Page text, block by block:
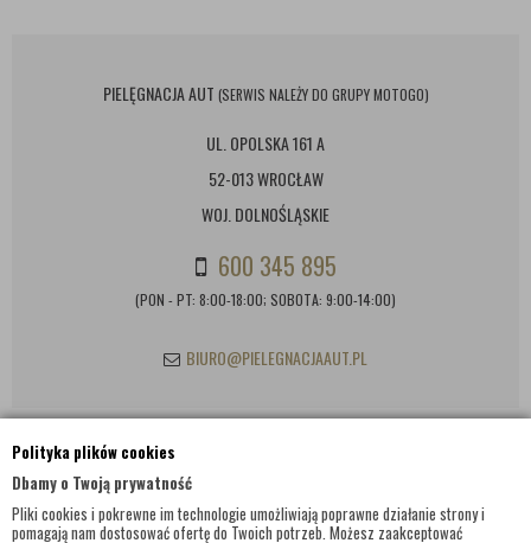
Polityka plików cookies
Dbamy o Twoją prywatność
Pliki cookies i pokrewne im technologie umożliwiają poprawne działanie strony i
pomagają nam dostosować ofertę do Twoich potrzeb. Możesz zaakceptować
PIELĘGNACJA AUT (SERWIS NALEŻY DO GRUPY MOTOGO)
UL. OPOLSKA 161 A
52-013 WROCŁAW
WOJ. DOLNOŚLĄSKIE
600 345 895
(PON - PT: 8:00-18:00; SOBOTA: 9:00-14:00)
BIURO@PIELEGNACJAAUT.PL
INFORMACJE KONTAKTOWE